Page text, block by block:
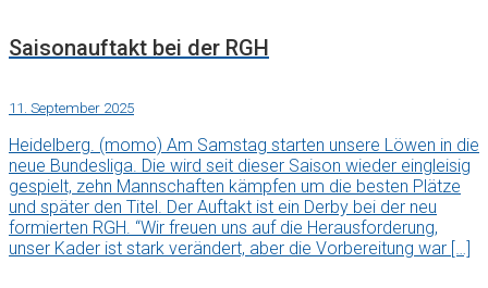
Saisonauftakt bei der RGH
11. September 2025
Heidelberg. (momo) Am Samstag starten unsere Löwen in die
neue Bundesliga. Die wird seit dieser Saison wieder eingleisig
gespielt, zehn Mannschaften kämpfen um die besten Plätze
und später den Titel. Der Auftakt ist ein Derby bei der neu
formierten RGH. “Wir freuen uns auf die Herausforderung,
unser Kader ist stark verändert, aber die Vorbereitung war […]